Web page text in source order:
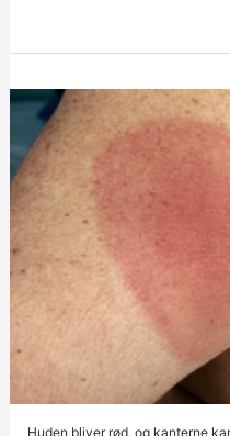
Huden bliver rød, og kanterne